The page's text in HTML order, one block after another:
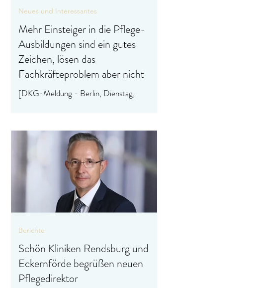
Mehr Einsteiger in die Pflege-
Ausbildungen sind ein gutes
Zeichen, lösen das
Fachkräfteproblem aber nicht
[DKG-Meldung - Berlin, Dienstag,
Krankenhausgesellschaft (DKG) sieht in...
Neues und Interessantes
Schön Kliniken Rendsburg und
Eckernförde begrüßen neuen
Pflegedirektor
Berichte